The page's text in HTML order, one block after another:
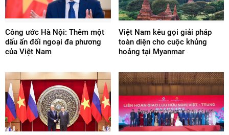
Công ước Hà Nội: Thêm một
dấu ấn đối ngoại đa phương
của Việt Nam
Việt Nam kêu gọi giải pháp
toàn diện cho cuộc khủng
hoảng tại Myanmar